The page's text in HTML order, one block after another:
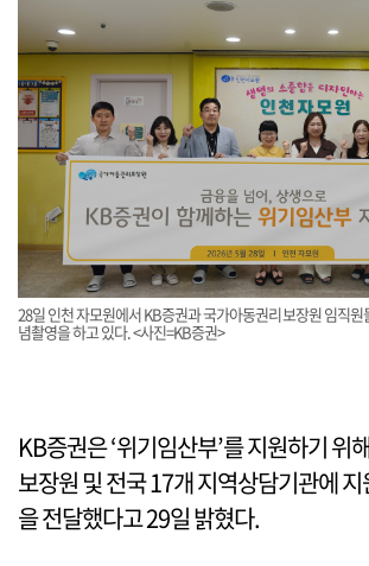
28일 인천 자모원에서 KB증권과 국가아동권리보장원 임직
념촬영을 하고 있다. <사진=KB증권>
KB증권은 ‘위기임산부’를 지원하기 위
보장원 및 전국 17개 지역상담기관에
을 전달했다고 29일 밝혔다.